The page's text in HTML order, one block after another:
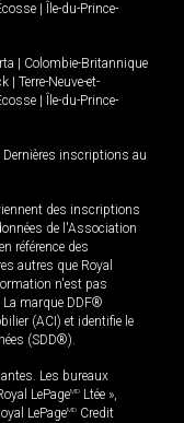
Île-du-Prince-
Colombie-Britannique
Terre-Neuve-et-
Île-du-Prince-
Dernières inscriptions au
des inscriptions
de l'Association
référence des
autres que Royal
n'est pas
La marque DDF®
(ACI) et identifie le
(SDD®).
Les bureaux
LePageMD Ltée »,
LePageMD Credit